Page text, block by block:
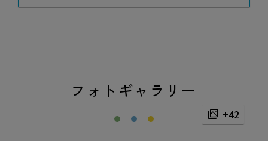
フォトギャラリー
+42